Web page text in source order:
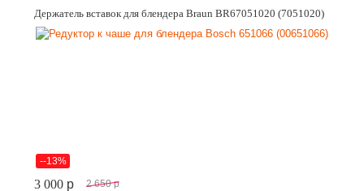
Держатель вставок для блендера Braun BR67051020 (7051020)
--13%
3 000 p 2 650 p